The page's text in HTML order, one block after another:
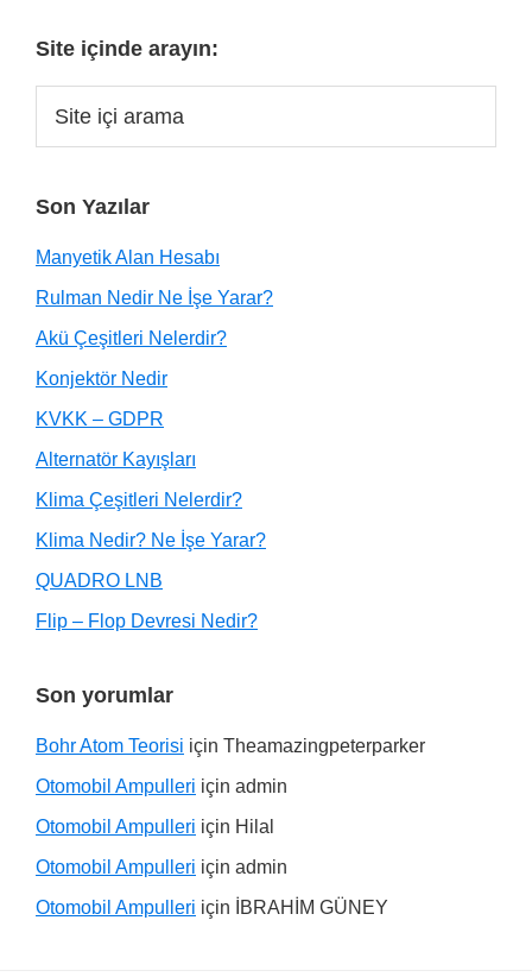
Site içinde arayın:
Son Yazılar
Manyetik Alan Hesabı
Rulman Nedir Ne İşe Yarar?
Akü Çeşitleri Nelerdir?
Konjektör Nedir
KVKK – GDPR
Alternatör Kayışları
Klima Çeşitleri Nelerdir?
Klima Nedir? Ne İşe Yarar?
QUADRO LNB
Flip – Flop Devresi Nedir?
Son yorumlar
Bohr Atom Teorisi için Theamazingpeterparker
Otomobil Ampulleri için admin
Otomobil Ampulleri için Hilal
Otomobil Ampulleri için admin
Otomobil Ampulleri için İBRAHİM GÜNEY